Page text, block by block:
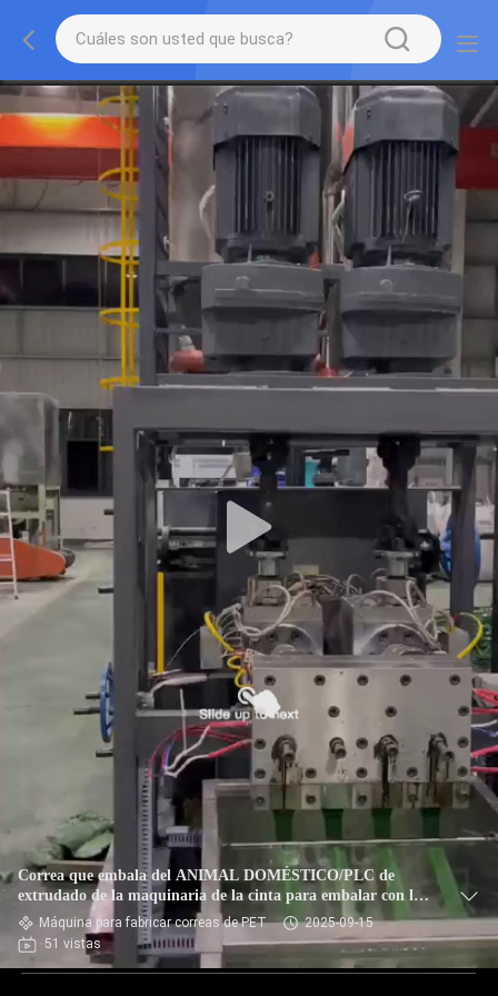
Correa que embala del ANIMAL DOMÉSTICO/PLC de
extrudado de la maquinaria de la cinta para embalar con la
empaquetadora completamente automática reciclada de las
escamas de la botella
Máquina para fabricar correas de PET
2025-09-15
51 vistas